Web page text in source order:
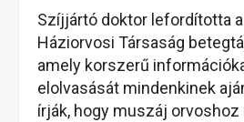
Szíjjártó doktor lefordította
Háziorvosi Társaság
amely korszerű
elolvasását mindenkinek
írják, hogy muszáj orvoshoz